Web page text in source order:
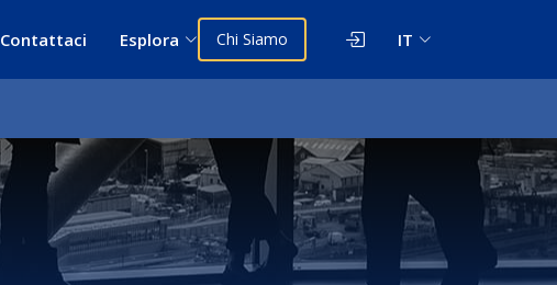
Contattaci Esplora Chi Siamo IT